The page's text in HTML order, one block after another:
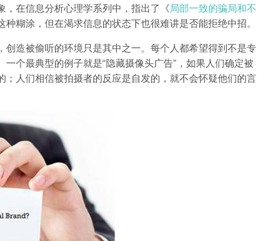
，在信息分析心理学系列中，指出了《局部一致的骗局和不
糊涂，但在渴求信息的状态下也很难讲是否能拒绝中招。
造被偷听的环境只是其中之一。 每个人都希望得到不是专
一个最典型的例子就是“隐藏摄像头广告”，如果人们确定被
人们相信被拍摄者的反应是自发的，就不会怀疑他们的言